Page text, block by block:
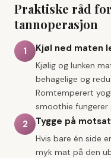
Praktiske råd
tannoperasjon
1 Kjøl ned maten
Kjølig og lunken
behagelige og
Romtemperert
smoothie fungerer
2 Tygge på
Hvis bare én side
myk mat på den